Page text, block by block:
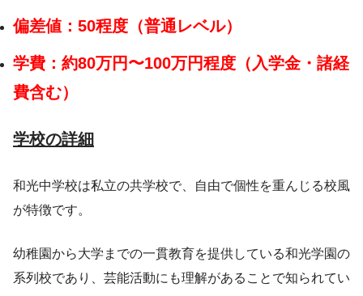
偏差値：50程度（普通レベル）
学費：約80万円〜100万円程度（入学金・諸経
費含む）
学校の詳細
和光中学校は私立の共学校で、自由で個性を重んじる校風
が特徴です。
幼稚園から大学までの一貫教育を提供している和光学園の
系列校であり、芸能活動にも理解があることで知られてい